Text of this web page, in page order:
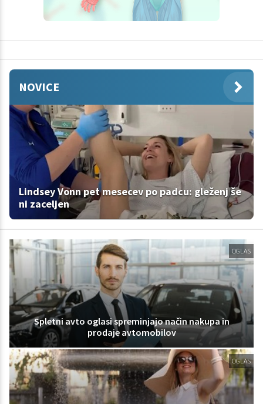
NOVICE
Lindsey Vonn pet mesecev po padcu: gleženj še
ni zaceljen
OGLAS
Spletni avto oglasi spreminjajo način nakupa in
prodaje avtomobilov
OGLAS